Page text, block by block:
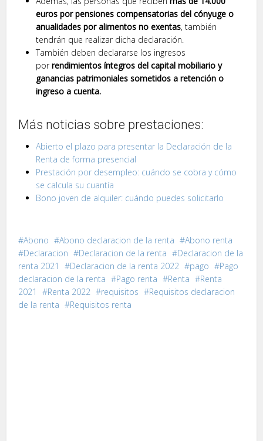
euros por pensiones compensatorias del cónyuge o
anualidades por alimentos no exentas, también
tendrán que realizar dicha declaración.
También deben declararse los ingresos
porrendimientos íntegros del capital mobiliario y
ganancias patrimoniales sometidos a retención o
ingreso a cuenta.
Más noticias sobre prestaciones:
Abierto el plazo para presentar la Declaración de la
Renta de forma presencial
Prestación por desempleo: cuándo se cobra y cómo
se calcula su cuantía
Bono joven de alquiler: cuándo puedes solicitarlo
Abono Abono declaracion de la renta
Abono renta
Declaracion
Declaracion de la renta
Declaracion de la
renta 2021
Declaracion de la renta 2022 pago
Pago
declaracion de la renta
Pago renta Renta
Renta
2021
Renta 2022 requisitos
Requisitos declaracion
de la renta
Requisitos renta